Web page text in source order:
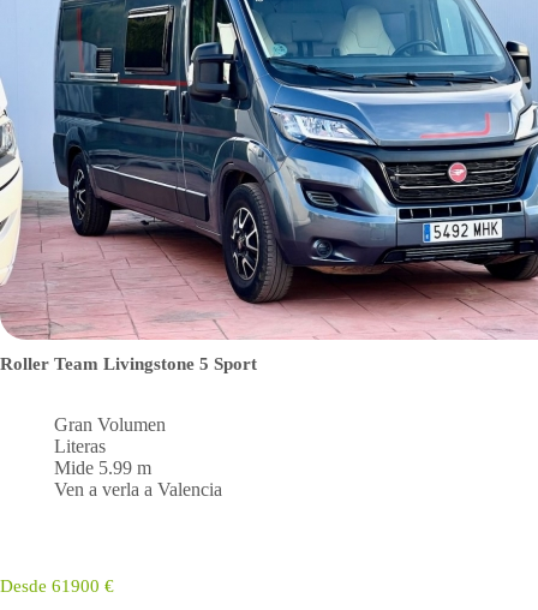
Roller Team Livingstone 5 Sport
Gran Volumen
Literas
Mide 5.99 m
Ven a verla a Valencia
Desde 61900 €